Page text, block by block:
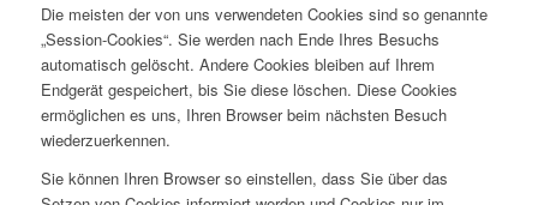
Die meisten der von uns verwendeten Cookies sind so genannte
„Session-Cookies“. Sie werden nach Ende Ihres Besuchs
automatisch gelöscht. Andere Cookies bleiben auf Ihrem
Endgerät gespeichert, bis Sie diese löschen. Diese Cookies
ermöglichen es uns, Ihren Browser beim nächsten Besuch
wiederzuerkennen.
Sie können Ihren Browser so einstellen, dass Sie über das